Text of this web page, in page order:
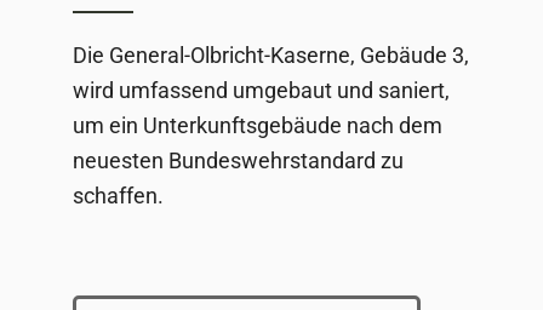
Die General-Olbricht-Kaserne, Gebäude 3,
wird umfassend umgebaut und saniert,
um ein Unterkunftsgebäude nach dem
neuesten Bundeswehrstandard zu
schaffen.